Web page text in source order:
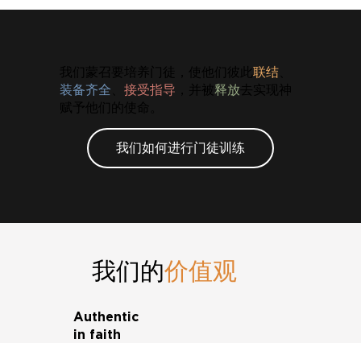
我们如何进行门徒训练
我们蒙召要培养门徒，使他们彼此联结
装备齐全 、接受指导 ，并被释放 去实现神
赋予他们的使命。
Authentic
in faith
我们的价值观